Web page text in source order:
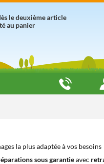
le deuxième article
au panier
la plus adaptée à vos besoins
sous garantieavec